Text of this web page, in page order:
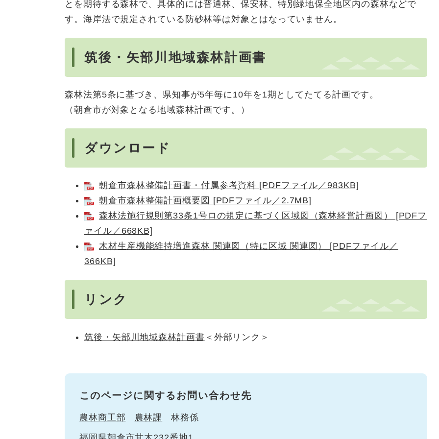
とを期待する森林で、具体的には普通林、保安林、特別緑地保全地区内の森林などで
す。海岸法で規定されている防砂林等は対象とはなっていません。
筑後・矢部川地域森林計画書
森林法第5条に基づき、県知事が5年毎に10年を1期としてたてる計画です。
（朝倉市が対象となる地域森林計画です。）
ダウンロード
朝倉市森林整備計画書・付属参考資料 [PDFファイル／983KB]
朝倉市森林整備計画概要図 [PDFファイル／2.7MB]
森林法施行規則第33条1号ロの規定に基づく区域図（森林経営計画図） [PDFフ
ァイル／668KB]
木材生産機能維持増進森林 関連図（特に区域 関連図） [PDFファイル／
366KB]
リンク
筑後・矢部川地域森林計画書 ＜外部リンク＞
このページに関するお問い合わせ先
農林商工部 農林課 林務係